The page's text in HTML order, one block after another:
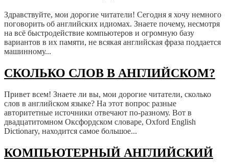
Здравствуйте, мои дорогие читатели! Сегодня я хочу немного
поговорить об английских идиомах. Знаете почему, несмотря
на всё быстродействие компьютеров и огромную базу
вариантов в их памяти, не всякая английская фраза поддается
машинному...
СКОЛЬКО СЛОВ В АНГЛИЙСКОМ?
Привет всем! Знаете ли вы, мои дорогие читатели, сколько
слов в английском языке? На этот вопрос разные
авторитетные источники отвечают по-разному. Вот в
двадцатитомном Оксфордском словаре, Oxford English
Dictionary, находится самое большое...
КОМПЬЮТЕРНЫЙ АНГЛИЙСКИЙ